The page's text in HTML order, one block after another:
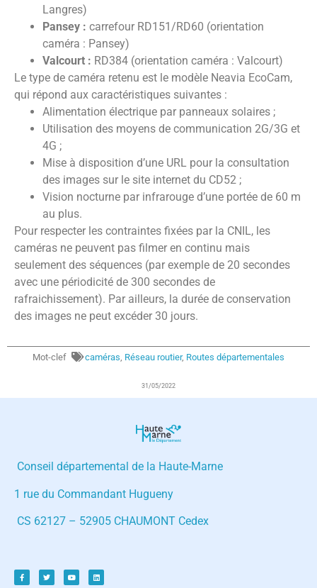
Langres)
Pansey : carrefour RD151/RD60 (orientation
caméra : Pansey)
Valcourt : RD384 (orientation caméra : Valcourt)
Le type de caméra retenu est le modèle Neavia EcoCam,
qui répond aux caractéristiques suivantes :
Alimentation électrique par panneaux solaires ;
Utilisation des moyens de communication 2G/3G et
4G ;
Mise à disposition d’une URL pour la consultation
des images sur le site internet du CD52 ;
Vision nocturne par infrarouge d’une portée de 60 m
au plus.
Pour respecter les contraintes fixées par la CNIL, les
caméras ne peuvent pas filmer en continu mais
seulement des séquences (par exemple de 20 secondes
avec une périodicité de 300 secondes de
rafraichissement). Par ailleurs, la durée de conservation
des images ne peut excéder 30 jours.
Mot-clef caméras Réseau routier, Routes départementales
31/05/2022
Conseil départemental de la Haute-Marne
1 rue du Commandant Hugueny
CS 62127 – 52905 CHAUMONT Cedex